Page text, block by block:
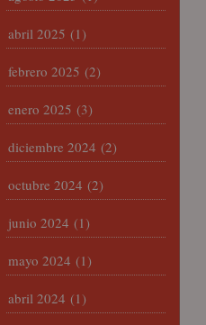
abril 2025 (1)
febrero 2025 (2)
enero 2025 (3)
diciembre 2024 (2)
octubre 2024 (2)
junio 2024 (1)
mayo 2024 (1)
abril 2024 (1)